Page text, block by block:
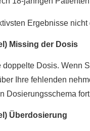
Ergebnisse
Missing der Dosis
doppelte Dosis. Wenn
Ihre fehlenden
Dosierungsschema
Überdosierung